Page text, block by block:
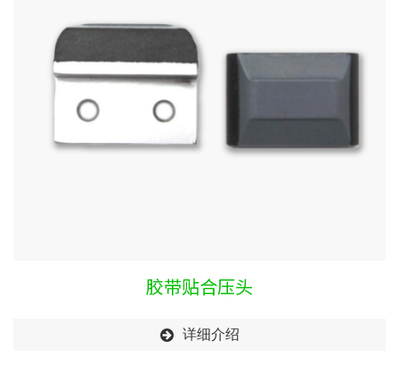
胶带贴合压头
详细介绍